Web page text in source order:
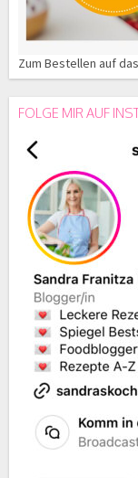
Zum Bestellen auf
FOLGE MIR AUF